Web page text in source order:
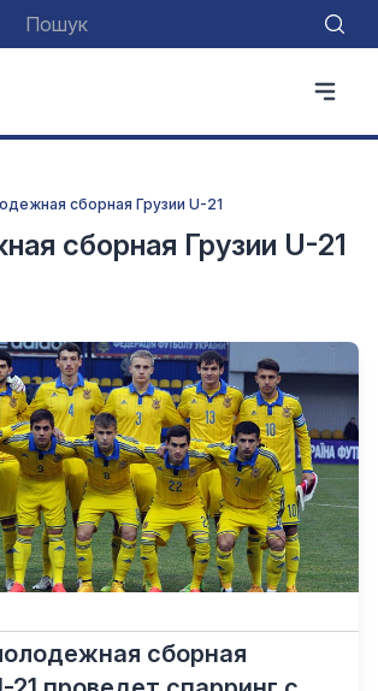
сборная Грузии U-21
сборная Грузии U-21
сборная